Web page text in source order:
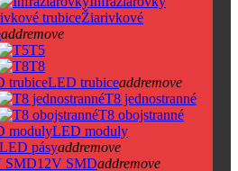
Žiarivkové
addremove
T5
T8
LED trubiceaddremove
T8 jednostranné
T8 obojstranné
LED moduly
LED pásyaddremove
12V SMDaddremove